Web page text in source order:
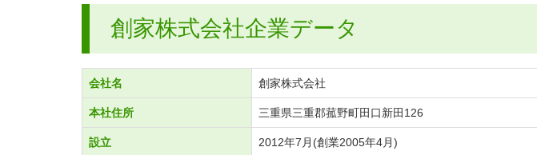
創家株式会社企業データ
会社名 創家株式会社
本社住所 三重県三重郡菰野町田口新田126
設立 2012年7月(創業2005年4月)